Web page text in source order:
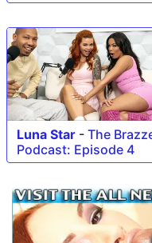
Luna Star - The
Podcast: Episode 4